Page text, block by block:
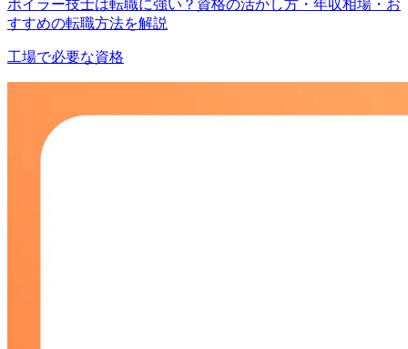
ボイラー技士は転職に強い？資格の活かし方・年収相場・お
すすめの転職方法を解説
工場で必要な資格